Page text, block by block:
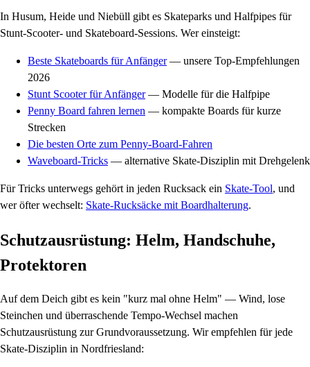
In Husum, Heide und Niebüll gibt es Skateparks und Halfpipes für
Stunt-Scooter- und Skateboard-Sessions. Wer einsteigt:
Beste Skateboards für Anfänger— unsere Top-Empfehlungen
2026
Stunt Scooter für Anfänger— Modelle für die Halfpipe
Penny Board fahren lernen — kompakte Boards für kurze
Strecken
Die besten Orte zum Penny-Board-Fahren
Waveboard-Tricks — alternative Skate-Disziplin mit Drehgelenk
Für Tricks unterwegs gehört in jeden Rucksack ein Skate-Tool, und
wer öfter wechselt: Skate-Rucksäcke mit Boardhalterung.
Schutzausrüstung: Helm, Handschuhe,
Protektoren
Auf dem Deich gibt es kein "kurz mal ohne Helm" — Wind, lose
Steinchen und überraschende Tempo-Wechsel machen
Schutzausrüstung zur Grundvoraussetzung. Wir empfehlen für jede
Skate-Disziplin in Nordfriesland: